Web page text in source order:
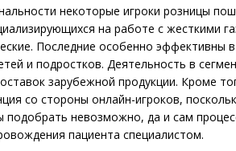
некоторые игроки розницы
на работе с жесткими
Последние особенно эффективны
и подростков. Деятельность в
зарубежной продукции. Кроме
со стороны онлайн-игроков,
подобрать невозможно, да и сам
пациента специалистом.